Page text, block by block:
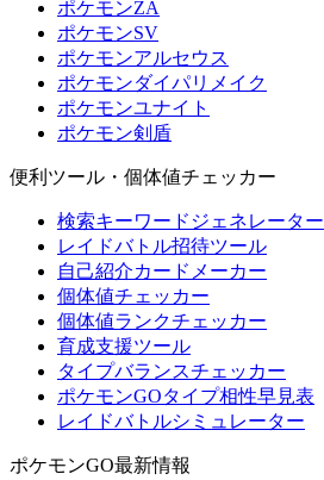
ポケモンZA
ポケモンSV
ポケモンアルセウス
ポケモンダイパリメイク
ポケモンユナイト
ポケモン剣盾
便利ツール・個体値チェッカー
検索キーワードジェネレーター
レイドバトル招待ツール
自己紹介カードメーカー
個体値チェッカー
個体値ランクチェッカー
育成支援ツール
タイプバランスチェッカー
ポケモンGOタイプ相性早見表
レイドバトルシミュレーター
ポケモンGO最新情報